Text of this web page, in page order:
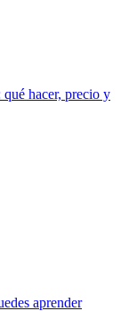
qué hacer, precio y
aprender